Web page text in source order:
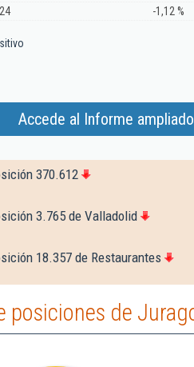
-1,12 %
Accede al Informe
370.612
3.765 de Valladolid
18.357 de Restaurantes
posiciones de